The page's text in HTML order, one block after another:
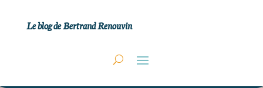
Le blog de Bertrand Renouvin